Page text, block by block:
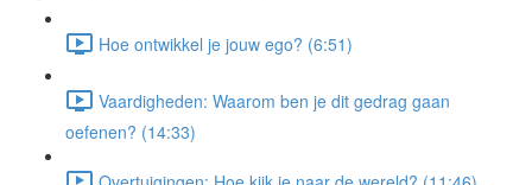
Hoe ontwikkel je jouw ego? (6:51)
Vaardigheden: Waarom ben je dit gedrag gaan
oefenen? (14:33)